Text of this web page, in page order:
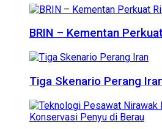
BRIN – Kementan
Tiga Skenario Perang